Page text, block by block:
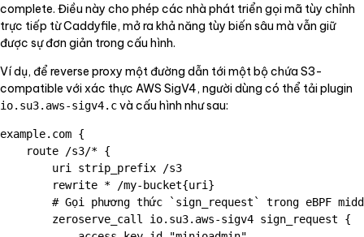
complete. Điều này cho phép các nhà phát triển gọi mã tùy chỉnh
trực tiếp từ Caddyfile, mở ra khả năng tùy biến sâu mà vẫn giữ
được sự đơn giản trong cấu hình.
Ví dụ, để reverse proxy một đường dẫn tới một bộ chứa S3-
compatible với xác thực AWS SigV4, người dùng có thể tải plugin
io.su3.aws-sigv4.cvà cấu hình như sau:
example.com {
    route /s3/* {
        uri strip_prefix /s3
        rewrite * /my-bucket{uri}
# Gọi phương thức `sign_request` trong eBPF
        zeroserve_call io.su3.aws-sigv4 sign_request {